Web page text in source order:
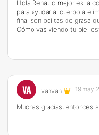
Hola Rena, lo mejor es la
para ayudar al cuerpo a
final son bolitas de grasa
Cómo vas viendo tu piel
VA vanvan 19 may
Muchas gracias, entonces